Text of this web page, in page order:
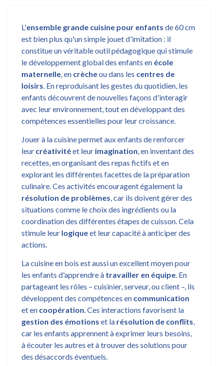
L'ensemble grande cuisine pour enfants de 60 cm
est bien plus qu'un simple jouet d'imitation : il
constitue un véritable outil pédagogique qui stimule
le développement global des enfants en école
maternelle, en crècheou dans les centres de
loisirs. En reproduisant les gestes du quotidien, les
enfants découvrent de nouvelles façons d'interagir
avec leur environnement, tout en développant des
compétences essentielles pour leur croissance.
Jouer à la cuisine permet aux enfants de renforcer
leur créativitéet leur imagination, en inventant des
recettes, en organisant des repas fictifs et en
explorant les différentes facettes de la préparation
culinaire. Ces activités encouragent également la
résolution de problèmes, car ils doivent gérer des
situations comme le choix des ingrédients ou la
coordination des différentes étapes de cuisson. Cela
stimule leur logiqueet leur capacité à anticiper des
actions.
La cuisine en bois est aussi un excellent moyen pour
les enfants d'apprendre à travailler en équipe. En
partageant les rôles – cuisinier, serveur, ou client –, ils
développent des compétences en communication
et en coopération. Ces interactions favorisent la
gestion des émotions et la résolution de conflits,
car les enfants apprennent à exprimer leurs besoins,
à écouter les autres et à trouver des solutions pour
des désaccords éventuels.